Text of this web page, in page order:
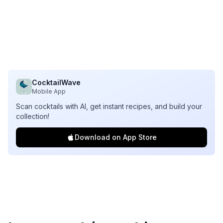
CocktailWave
Mobile App
Scan cocktails with AI, get instant recipes, and build your
collection!
Download on App Store